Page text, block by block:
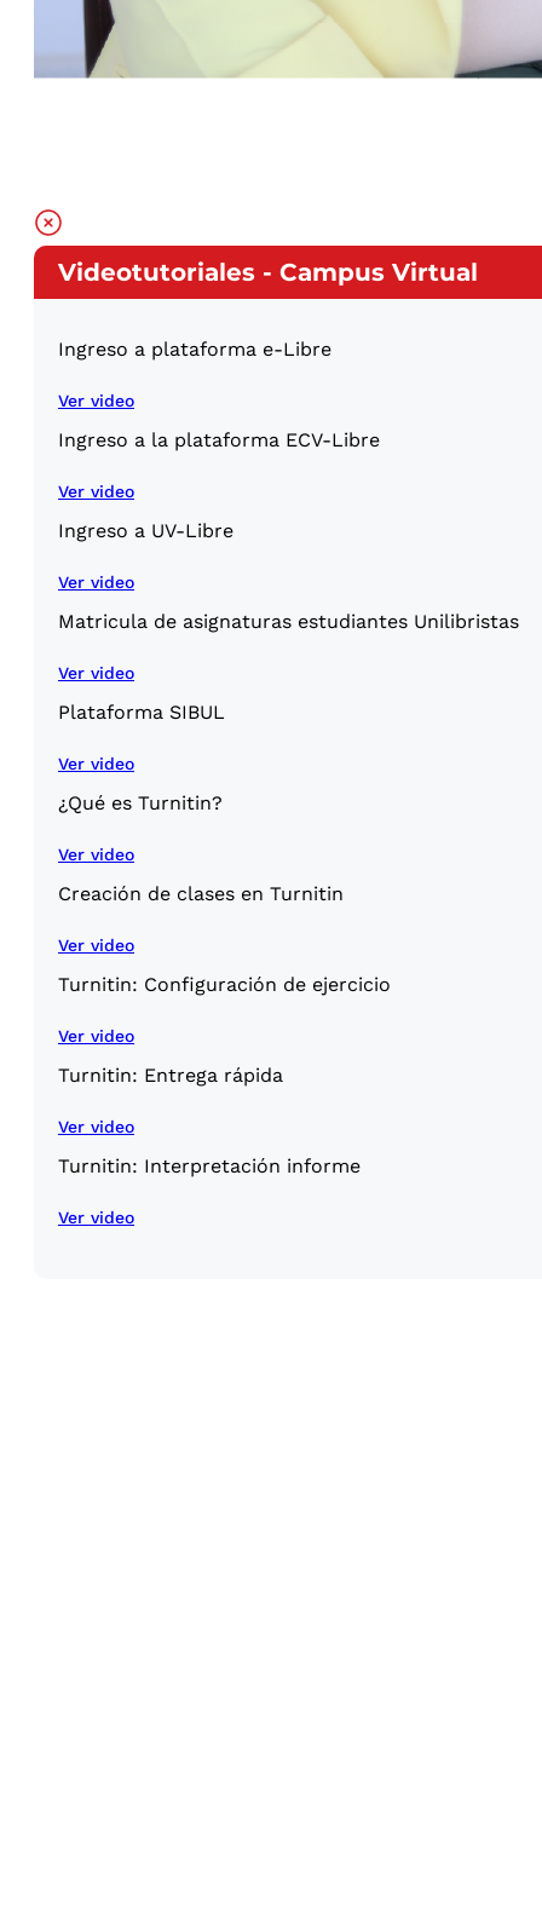
Videotutoriales - Campus Virtual
Ingreso a plataforma e-Libre
Ver video
Ingreso a la plataforma ECV-Libre
Ver video
Ingreso a UV-Libre
Ver video
Matricula de asignaturas estudiantes Unilibristas
Ver video
Plataforma SIBUL
Ver video
¿Qué es Turnitin?
Ver video
Creación de clases en Turnitin
Ver video
Turnitin: Configuración de ejercicio
Ver video
Turnitin: Entrega rápida
Ver video
Turnitin: Interpretación informe
Ver video